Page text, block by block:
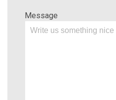
Message